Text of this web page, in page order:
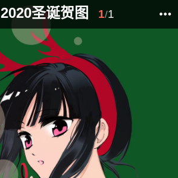
2020圣诞贺图 1/1